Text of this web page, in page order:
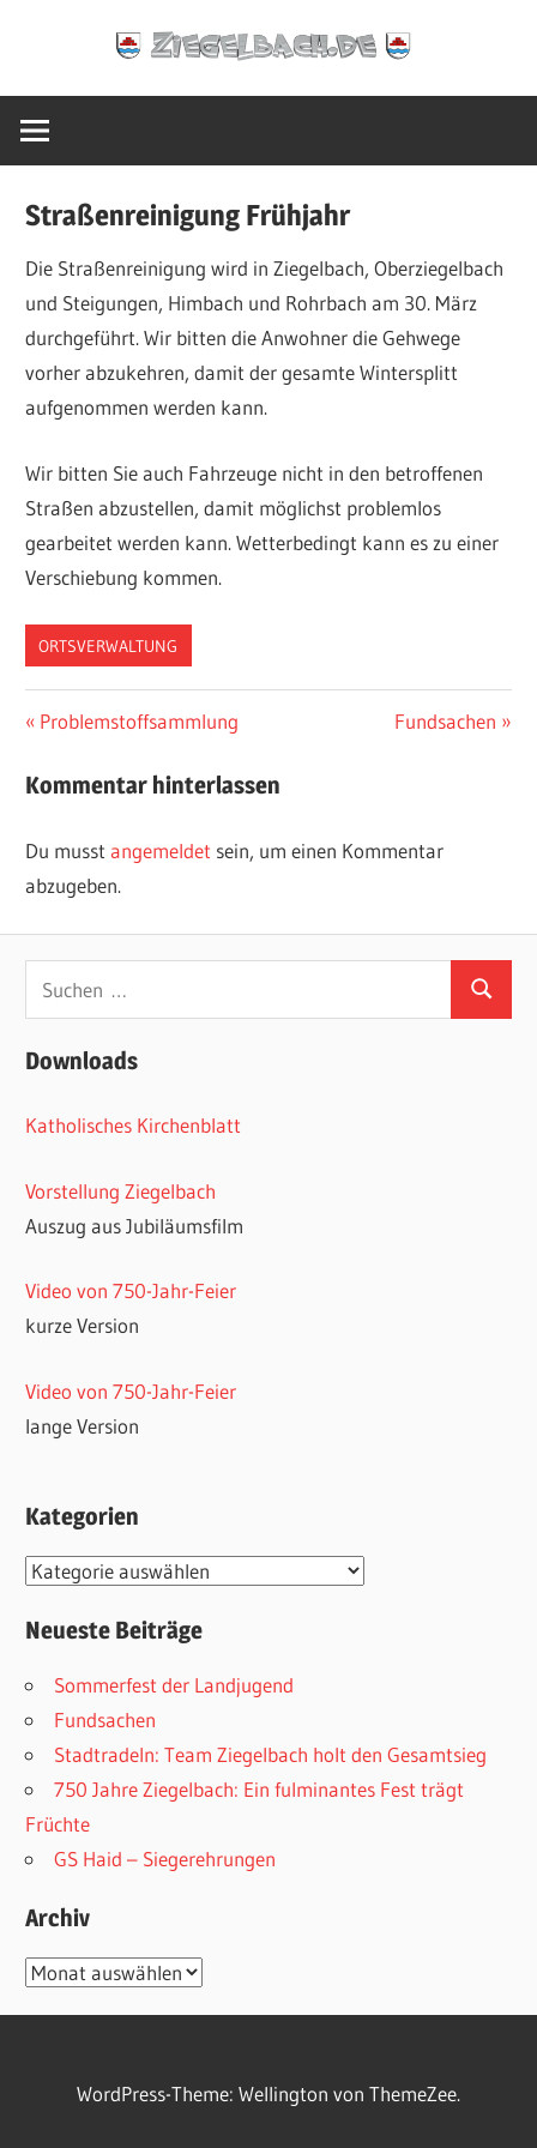
Ziegelbach.de
Straßenreinigung Frühjahr
Die Straßenreinigung wird in Ziegelbach, Oberziegelbach
und Steigungen, Himbach und Rohrbach am 30. März
durchgeführt. Wir bitten die Anwohner die Gehwege
vorher abzukehren, damit der gesamte Wintersplitt
aufgenommen werden kann.
Wir bitten Sie auch Fahrzeuge nicht in den betroffenen
Straßen abzustellen, damit möglichst problemlos
gearbeitet werden kann. Wetterbedingt kann es zu einer
Verschiebung kommen.
ORTSVERWALTUNG
Beitragsnavigation
Vorheriger
Problemstoffsammlung
Nächster
Fundsachen
Kommentar hinterlassen
Du musstangemeldet sein, um einen Kommentar
abzugeben.
Suchen
Downloads
Katholisches Kirchenblatt
Vorstellung Ziegelbach
Auszug aus Jubiläumsfilm
Video von 750-Jahr-Feier
kurze Version
Video von 750-Jahr-Feier
lange Version
Kategorien
Kategorien
Neueste Beiträge
Sommerfest der Landjugend
Fundsachen
Stadtradeln: Team Ziegelbach holt den Gesamtsieg
750 Jahre Ziegelbach: Ein fulminantes Fest trägt
Früchte
GS Haid – Siegerehrungen
Archiv
Archiv
WordPress-Theme: Wellington von ThemeZee.